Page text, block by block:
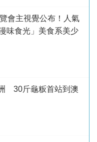
會主視覺公布！人氣
味食光」美食系美少
30斤龜粄首站到澳